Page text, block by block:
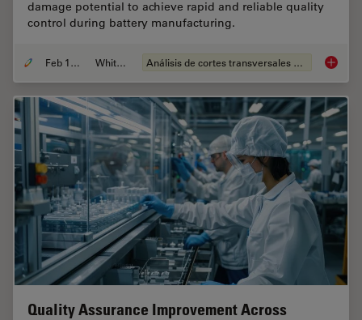
damage potential to achieve rapid and reliable quality
control during battery manufacturing.
Feb 12, 2026 Whitepaper Análisis de cortes transversales para la microelectrónica Burr
Quality Assurance Improvement Across